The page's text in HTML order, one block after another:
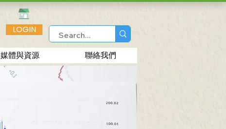
LOGIN
媒體與資源 聯絡我們